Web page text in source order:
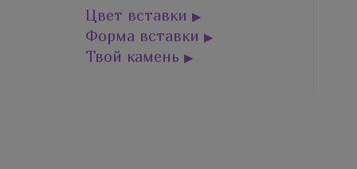
Цвет вставки ▶
Форма вставки ▶
Твой камень ▶